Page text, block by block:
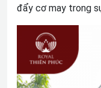
đẩy cơ may trong